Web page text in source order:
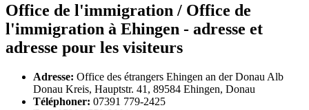
Office de l'immigration / Office de
l'immigration à Ehingen - adresse et
adresse pour les visiteurs
Adresse: Office des étrangers Ehingen an der Donau Alb
Donau Kreis, Hauptstr. 41, 89584 Ehingen, Donau
Téléphoner: 07391 779-2425